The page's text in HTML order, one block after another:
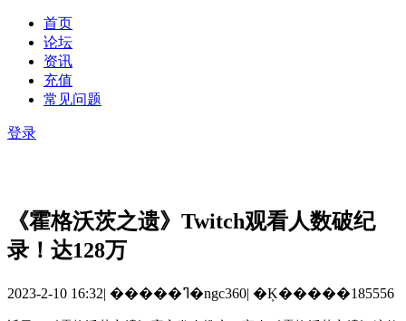
首页
论坛
资讯
充值
常见问题
登录
《霍格沃茨之遗》Twitch观看人数破纪
录！达128万
2023-2-10 16:32| �����ߣ�ngc360| �Ķ�����185556